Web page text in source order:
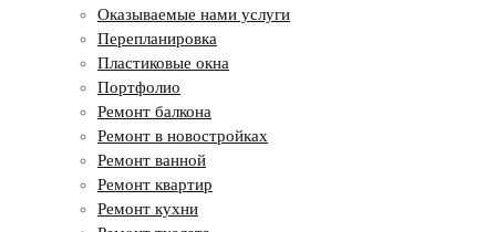
Оказываемые нами услуги
Перепланировка
Пластиковые окна
Портфолио
Ремонт балкона
Ремонт в новостройках
Ремонт ванной
Ремонт квартир
Ремонт кухни